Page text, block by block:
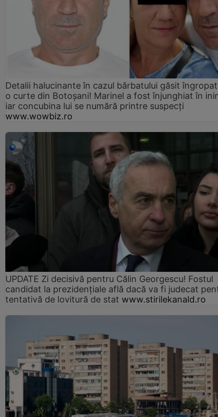
Detalii halucinante în cazul bărbatului găsit
o curte din Botoșani! Marinel a fost înjunghiat în
iar concubina lui se numără printre suspecți
www.wowbiz.ro
UPDATE Zi decisivă pentru Călin Georgescu! Fostul
candidat la prezidențiale află dacă va fi judecat
tentativă de lovitură de stat www.stirilekanald.ro